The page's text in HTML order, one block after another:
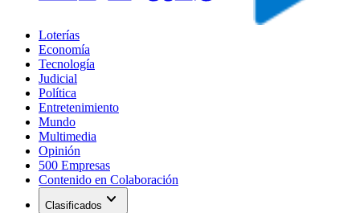
Loterías
Economía
Tecnología
Judicial
Política
Entretenimiento
Mundo
Multimedia
Opinión
500 Empresas
Contenido en Colaboración
Clasificados expand_more